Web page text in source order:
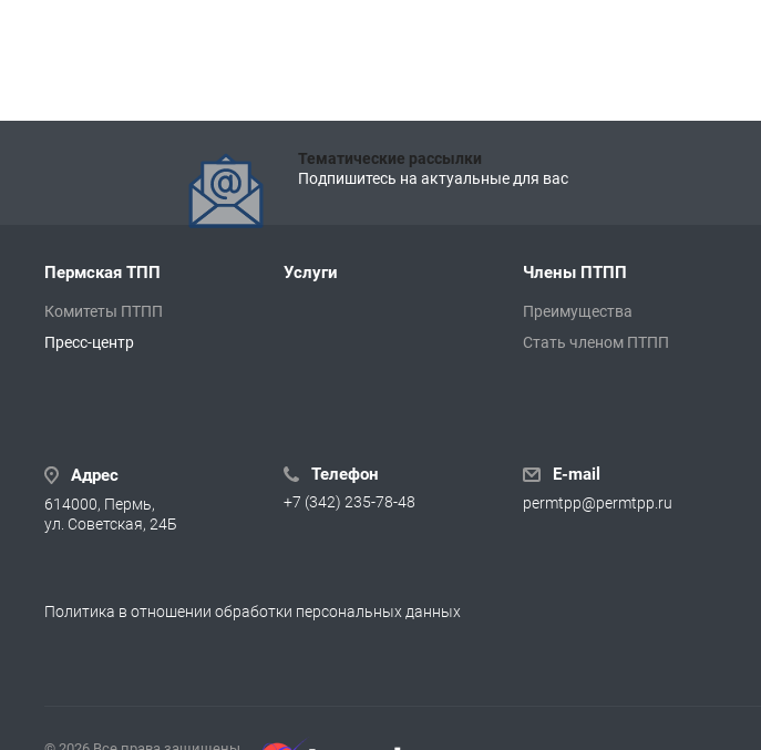
Тематические рассылки
Подпишитесь на актуальные для вас
Пермская ТПП
Комитеты ПТПП
Пресс-центр
Услуги Члены ПТПП
Преимущества
Стать членом ПТПП
Адрес
614000, Пермь,
ул. Советская, 24Б
Телефон
+7 (342) 235-78-48
E-mail
permtpp@permtpp.ru
Политика в отношении обработки персональных данных